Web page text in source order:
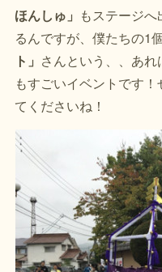
ほんしゅ」 もステージ
るんですが、僕たちの1
ト」 さんという、、あ
もすごいイベントです！
てくださいね！